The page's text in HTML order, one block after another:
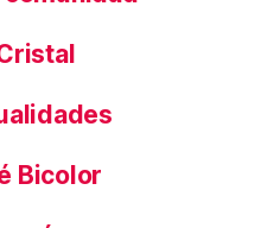
Bicolor